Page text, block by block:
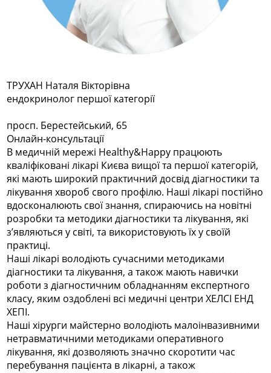
ТРУХАН Наталя Вікторівна
ендокринолог першої категорії
просп. Берестейський, 65
Онлайн-консультації
В медичній мережі Healthy&Happy працюють
кваліфіковані лікарі Києва вищої та першої категорій,
які мають широкий практичний досвід діагностики та
лікування хвороб свого профілю. Наші лікарі постійно
вдосконалюють свої знання, спираючись на новітні
розробки та методики діагностики та лікування, які
з’являються у світі, та використовують їх у своїй
практиці.
Наші лікарі володіють сучасними методиками
діагностики та лікування, а також мають навички
роботи з діагностичним обладнанням експертного
класу, яким оздоблені всі медичні центри ХЕЛСІ ЕНД
ХЕПІ.
Наші хірурги майстерно володіють малоінвазивними
нетравматичними методиками оперативного
лікування, які дозволяють значно скоротити час
перебування пацієнта в лікарні, а також